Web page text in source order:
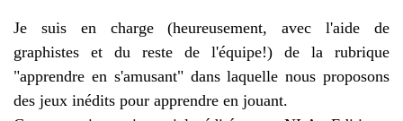
Je suis en charge (heureusement, avec l'aide de
graphistes et du reste de l'équipe!) de la rubrique
"apprendre en s'amusant" dans laquelle nous proposons
des jeux inédits pour apprendre en jouant.